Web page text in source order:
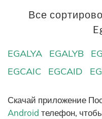
Все
EGALYA EGALYB
EGCAIC
EGCAID
Скачай приложение
Android телефон,